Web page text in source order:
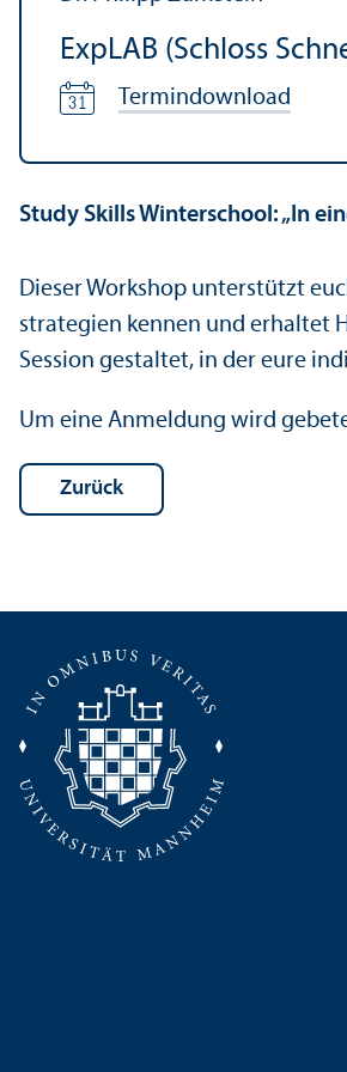
ExpLAB (Schloss
Termindownload
Study Skills Winterschool: „In
Dieser Workshop unter­stützt
strategien kennen und erhaltet
Session gestaltet, in der eure
Um eine Anmeldung wird
Zurück